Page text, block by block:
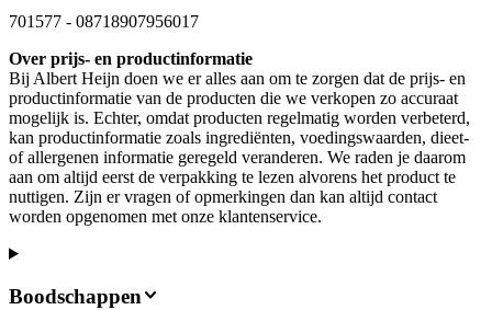
701577 - 08718907956017
Over prijs- en productinformatie
Bij Albert Heijn doen we er alles aan om te zorgen dat de prijs- en
productinformatie van de producten die we verkopen zo accuraat
mogelijk is. Echter, omdat producten regelmatig worden verbeterd,
kan productinformatie zoals ingrediënten, voedingswaarden, dieet-
of allergenen informatie geregeld veranderen. We raden je daarom
aan om altijd eerst de verpakking te lezen alvorens het product te
nuttigen. Zijn er vragen of opmerkingen dan kan altijd contact
worden opgenomen met onze klantenservice.
Boodschappen